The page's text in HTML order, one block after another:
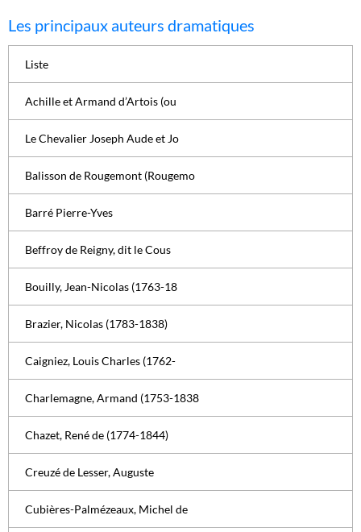
Les principaux auteurs dramatiques
Liste
Achille et Armand d’Artois (ou
Le Chevalier Joseph Aude et Jo
Balisson de Rougemont (Rougemo
Barré Pierre-Yves
Beffroy de Reigny, dit le Cous
Bouilly, Jean-Nicolas (1763-18
Brazier, Nicolas (1783-1838)
Caigniez, Louis Charles (1762-
Charlemagne, Armand (1753-1838
Chazet, René de (1774-1844)
Creuzé de Lesser, Auguste
Cubières-Palmézeaux, Michel de